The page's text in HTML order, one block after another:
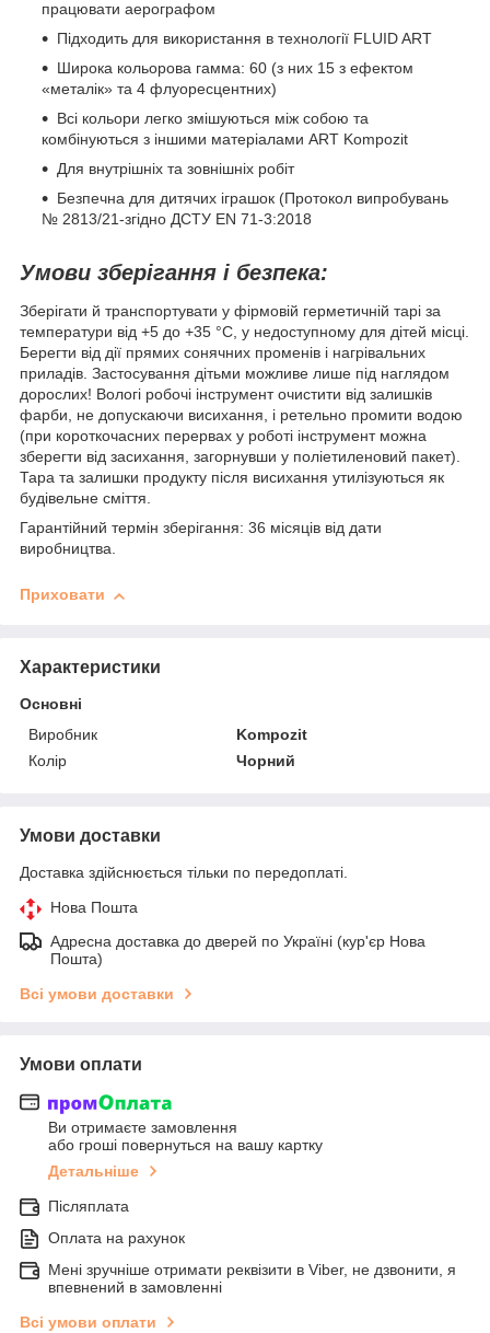
працювати аерографом
Підходить для використання в технології FLUID ART
Широка кольорова гамма: 60 (з них 15 з ефектом
«металік» та 4 флуоресцентних)
Всі кольори легко змішуються між собою та
комбінуються з іншими матеріалами ART Kompozit
Для внутрішніх та зовнішніх робіт
Безпечна для дитячих іграшок (Протокол випробувань
№ 2813/21-згідно ДСТУ EN 71-3:2018
Умови зберігання і безпека:
Зберігати й транспортувати у фірмовій герметичній тарі за
температури від +5 до +35 °С, у недоступному для дітей місці.
Берегти від дії прямих сонячних променів і нагрівальних
приладів. Застосування дітьми можливе лише під наглядом
дорослих! Вологі робочі інструмент очистити від залишків
фарби, не допускаючи висихання, і ретельно промити водою
(при короткочасних перервах у роботі інструмент можна
зберегти від засихання, загорнувши у поліетиленовий пакет).
Тара та залишки продукту після висихання утилізуються як
будівельне сміття.
Гарантійний термін зберігання: 36 місяців від дати
виробництва.
Приховати
Характеристики
Основні
Виробник
Kompozit
Колір
Чорний
Умови доставки
Доставка здійснюється тільки по передоплаті.
Нова Пошта
Адресна доставка до дверей по Україні (кур'єр Нова
Пошта)
Всі умови доставки
Умови оплати
Ви отримаєте замовлення
або гроші повернуться на вашу картку
Детальніше
Післяплата
Оплата на рахунок
Мені зручніше отримати реквізити в Viber, не дзвонити, я
впевнений в замовленні
Всі умови оплати